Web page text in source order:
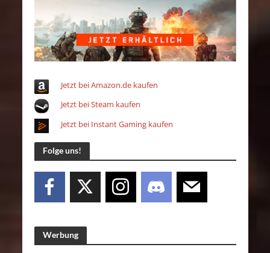
Jetzt bei Amazon.de kaufen
Jetzt bei Steam kaufen
Jetzt bei Instant Gaming kaufen
Folge uns!
Werbung